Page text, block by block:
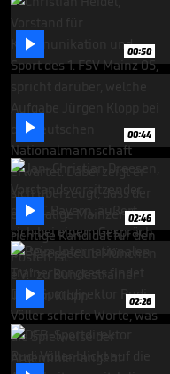
minutes,
seconds
 00:50
 00:44
 02:46
 02:26